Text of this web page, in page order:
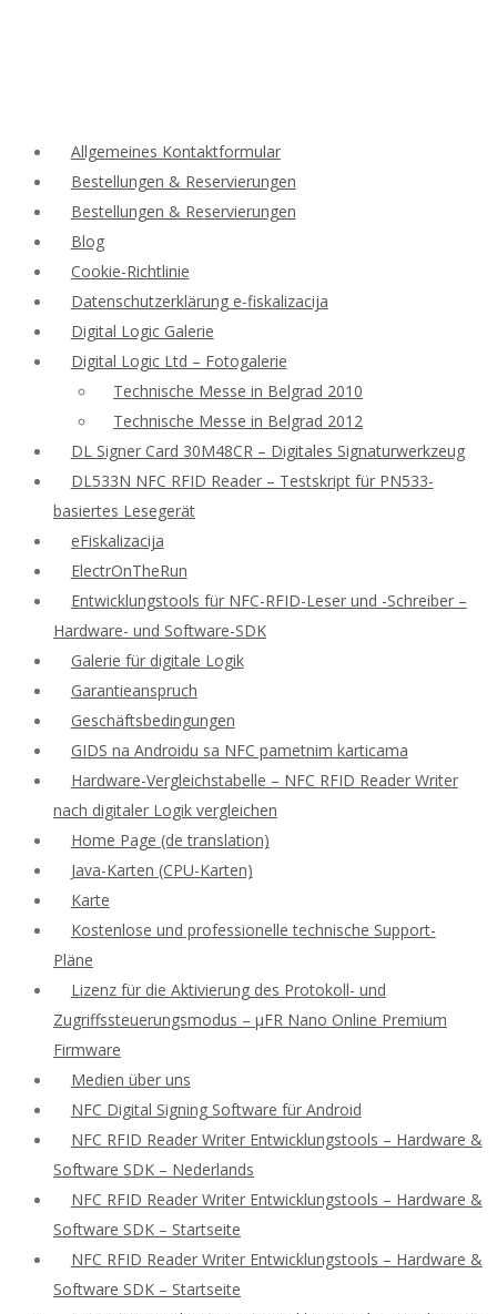
Allgemeines Kontaktformular
Bestellungen & Reservierungen
Bestellungen & Reservierungen
Blog
Cookie-Richtlinie
Datenschutzerklärung e-fiskalizacija
Digital Logic Galerie
Digital Logic Ltd – Fotogalerie
Technische Messe in Belgrad 2010
Technische Messe in Belgrad 2012
DL Signer Card 30M48CR – Digitales Signaturwerkzeug
DL533N NFC RFID Reader – Testskript für PN533-
basiertes Lesegerät
eFiskalizacija
ElectrOnTheRun
Entwicklungstools für NFC-RFID-Leser und -Schreiber –
Hardware- und Software-SDK
Galerie für digitale Logik
Garantieanspruch
Geschäftsbedingungen
GIDS na Androidu sa NFC pametnim karticama
Hardware-Vergleichstabelle – NFC RFID Reader Writer
nach digitaler Logik vergleichen
Home Page (de translation)
Java-Karten (CPU-Karten)
Karte
Kostenlose und professionelle technische Support-
Pläne
Lizenz für die Aktivierung des Protokoll- und
Zugriffssteuerungsmodus – μFR Nano Online Premium
Firmware
Medien über uns
NFC Digital Signing Software für Android
NFC RFID Reader Writer Entwicklungstools – Hardware &
Software SDK – Nederlands
NFC RFID Reader Writer Entwicklungstools – Hardware &
Software SDK – Startseite
NFC RFID Reader Writer Entwicklungstools – Hardware &
Software SDK – Startseite